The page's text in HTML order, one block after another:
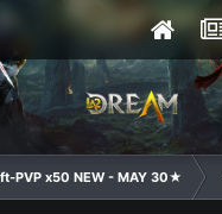
PVP x50 NEW - MAY 30★